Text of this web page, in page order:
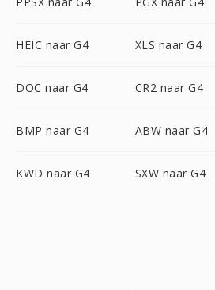
HEIC naar G4 XLS naar G4
DOC naar G4 CR2 naar G4
BMP naar G4 ABW naar G4
KWD naar G4 SXW naar G4